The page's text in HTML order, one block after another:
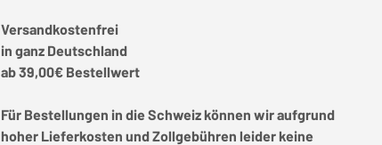
Versandkostenfrei
in ganz Deutschland
ab 39,00€ Bestellwert
Für Bestellungen in die Schweiz können wir aufgrund
hoher Lieferkosten und Zollgebühren leider keine